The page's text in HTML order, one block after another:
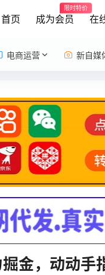
首页 成为会员
限时特价
在
电商运营 新自媒
金，动动